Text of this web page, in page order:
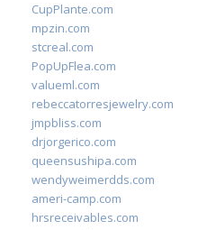
CupPlante.com
mpzin.com
stcreal.com
PopUpFlea.com
valueml.com
rebeccatorresjewelry.com
jmpbliss.com
drjorgerico.com
queensushipa.com
wendyweimerdds.com
ameri-camp.com
hrsreceivables.com